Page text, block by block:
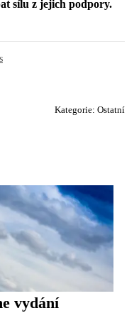
sílu z jejich podpory.
Kategorie: Ostatní
vydání